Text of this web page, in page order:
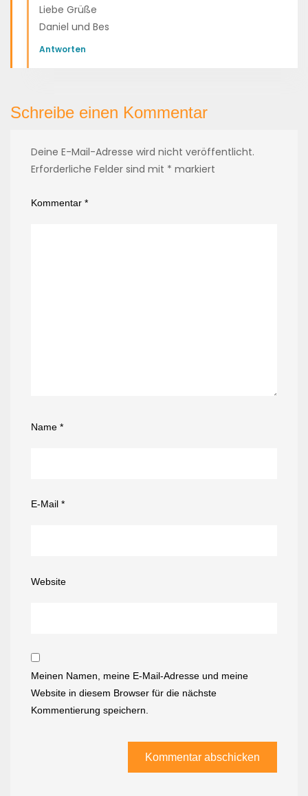
Liebe Grüße
Daniel und Bes
Antworten
Schreibe einen Kommentar
Deine E-Mail-Adresse wird nicht veröffentlicht.
Erforderliche Felder sind mit * markiert
Kommentar *
Name *
E-Mail *
Website
Meinen Namen, meine E-Mail-Adresse und meine
Website in diesem Browser für die nächste
Kommentierung speichern.